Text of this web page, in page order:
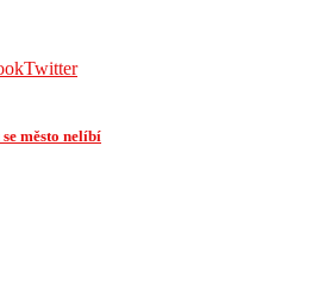
Twitter
město nelíbí